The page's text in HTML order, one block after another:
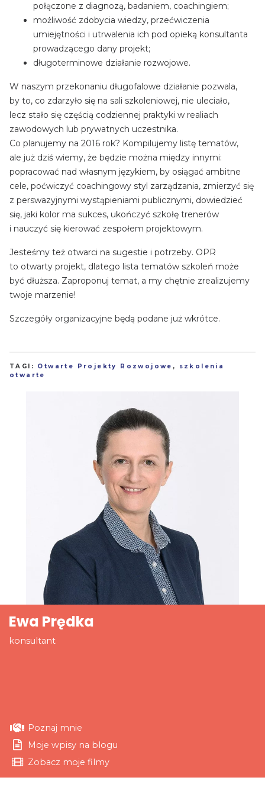
połączone z diagnozą, badaniem, coachingiem;
możliwość zdobycia wiedzy, przećwiczenia
umiejętności i utrwalenia ich pod opieką konsultanta
prowadzącego dany projekt;
długoterminowe działanie rozwojowe.
W naszym przekonaniu długofalowe działanie pozwala,
by to, co zdarzyło się na sali szkoleniowej, nie uleciało,
lecz stało się częścią codziennej praktyki w realiach
zawodowych lub prywatnych uczestnika.
Co planujemy na 2016 rok? Kompilujemy listę tematów,
ale już dziś wiemy, że będzie można między innymi:
popracować nad własnym językiem, by osiągać ambitne
cele, poćwiczyć coachingowy styl zarządzania, zmierzyć się
z perswazyjnymi wystąpieniami publicznymi, dowiedzieć
się, jaki kolor ma sukces, ukończyć szkołę trenerów
i nauczyć się kierować zespołem projektowym.
Jesteśmy też otwarci na sugestie i potrzeby. OPR
to otwarty projekt, dlatego lista tematów szkoleń może
być dłuższa. Zaproponuj temat, a my chętnie zrealizujemy
twoje marzenie!
Szczegóły organizacyjne będą podane już wkrótce.
TAGI: Otwarte Projekty Rozwojowe ,
szkolenia
otwarte
Ewa Prędka
konsultant
Poznaj mnie
Moje wpisy na blogu
Zobacz moje filmy